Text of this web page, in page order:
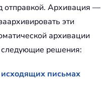
отправкой. Архивация —
эти
архивации
решения:
письмах